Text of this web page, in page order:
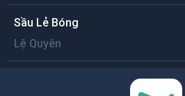
Sầu Lẻ Bóng
Lệ Quyên